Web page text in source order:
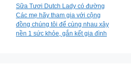
Sữa Tươi Dutch Lady có đường
Các mẹ hãy tham gia với cộng
đồng chúng tôi để cùng nhau xây
nền 1 sức khỏe, gắn kết gia đình